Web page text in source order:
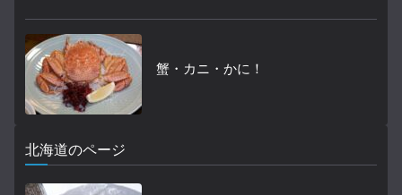
蟹・カニ・かに！
北海道のページ